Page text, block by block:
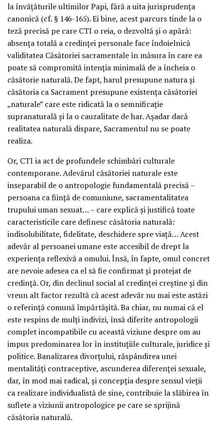
la învățăturile ultimilor Papi, fără a uita jurisprudența
canonică (cf. § 146-165). Ei bine, acest parcurs tinde la o
teză precisă pe care CTI o reia, o dezvoltă și o apără:
absența totală a credinței personale face îndoielnică
validitatea Căsătoriei sacramentale în măsura în care ea
poate să compromită intenția minimală de a încheia o
căsătorie naturală. De fapt, harul presupune natura și
căsătoria ca Sacrament presupune existența căsătoriei
„naturale” care este ridicată la o semnificație
supranaturală și la o cauzalitate de har. Așadar dacă
realitatea naturală dispare, Sacramentul nu se poate
realiza.
Or, CTI ia act de profundele schimbări culturale
contemporane. Adevărul căsătoriei naturale este
inseparabil de o antropologie fundamentală precisă –
persoana ca ființă de comuniune, sacramentalitatea
trupului uman sexuat… – care explică și justifică toate
caracteristicile care definesc căsătoria naturală:
indisolubilitate, fidelitate, deschidere spre viață… Acest
adevăr al persoanei umane este accesibil de drept la
experiența reflexivă a omului. Însă, în fapte, omul concret
are nevoie adesea ca el să fie confirmat și protejat de
credință. Or, din declinul social al credinței creștine și din
vreun alt factor rezultă că acest adevăr nu mai este astăzi
o referință comună împărtășită. Ba chiar, nu numai că el
este respins de mulți indivizi, însă diferite antropologii
complet incompatibile cu această viziune despre om au
impus predominarea lor în instituțiile culturale, juridice și
politice. Banalizarea divorțului, răspândirea unei
mentalități contraceptive, ascunderea diferenței sexuale,
dar, în mod mai radical, și concepția despre sensul vieții
ca realizare individualistă de sine, contribuie la slăbirea în
suflete a viziunii antropologice pe care se sprijină
căsătoria naturală.